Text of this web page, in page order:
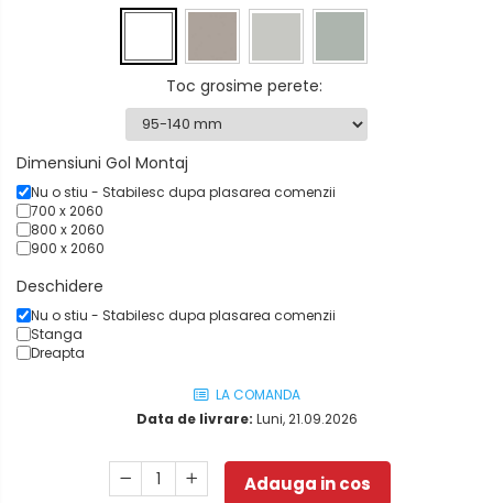
Toc grosime perete:
Dimensiuni Gol Montaj
Nu o stiu - Stabilesc dupa plasarea comenzii
700 x 2060
800 x 2060
900 x 2060
Deschidere
Nu o stiu - Stabilesc dupa plasarea comenzii
Stanga
Dreapta
LA COMANDA
Data de livrare: Luni, 21.09.2026
Adauga in cos